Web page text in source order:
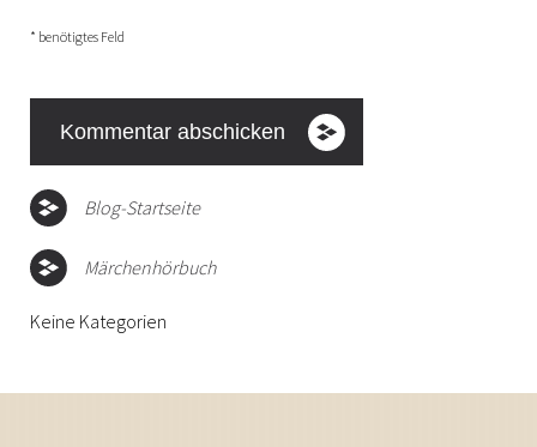
* benötigtes Feld
Blog-Startseite
Märchenhörbuch
Keine Kategorien